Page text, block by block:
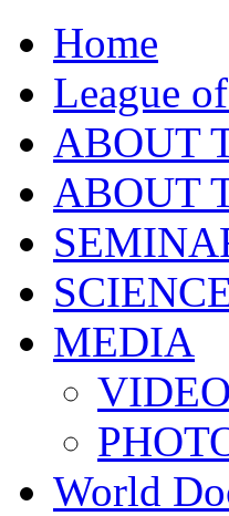
Home
League
ABOUT
ABOUT
MEDIA
VIDEO
World